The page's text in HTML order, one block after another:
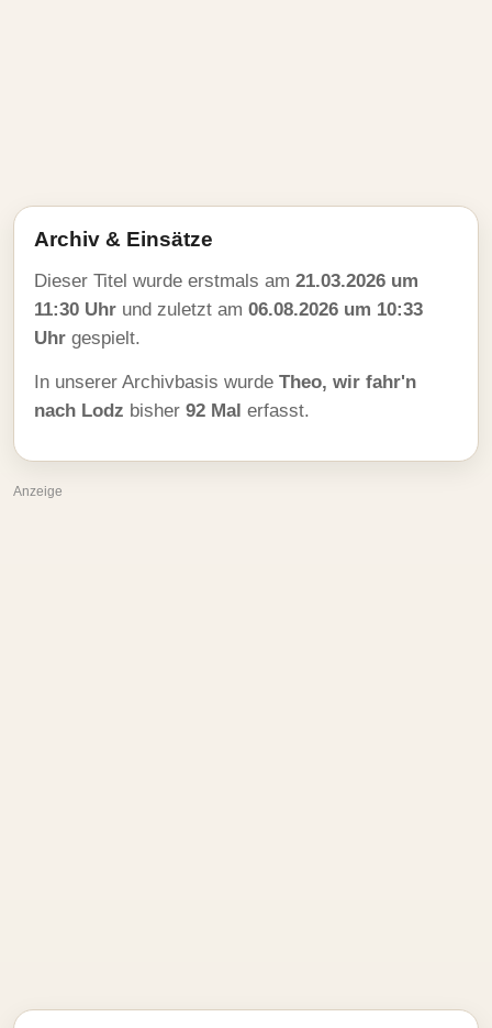
Archiv & Einsätze
Dieser Titel wurde erstmals am 21.03.2026 um
11:30 Uhr und zuletzt am 06.08.2026 um 10:33
Uhr gespielt.
In unserer Archivbasis wurde Theo, wir fahr'n
nach Lodz bisher 92 Mal erfasst.
Anzeige